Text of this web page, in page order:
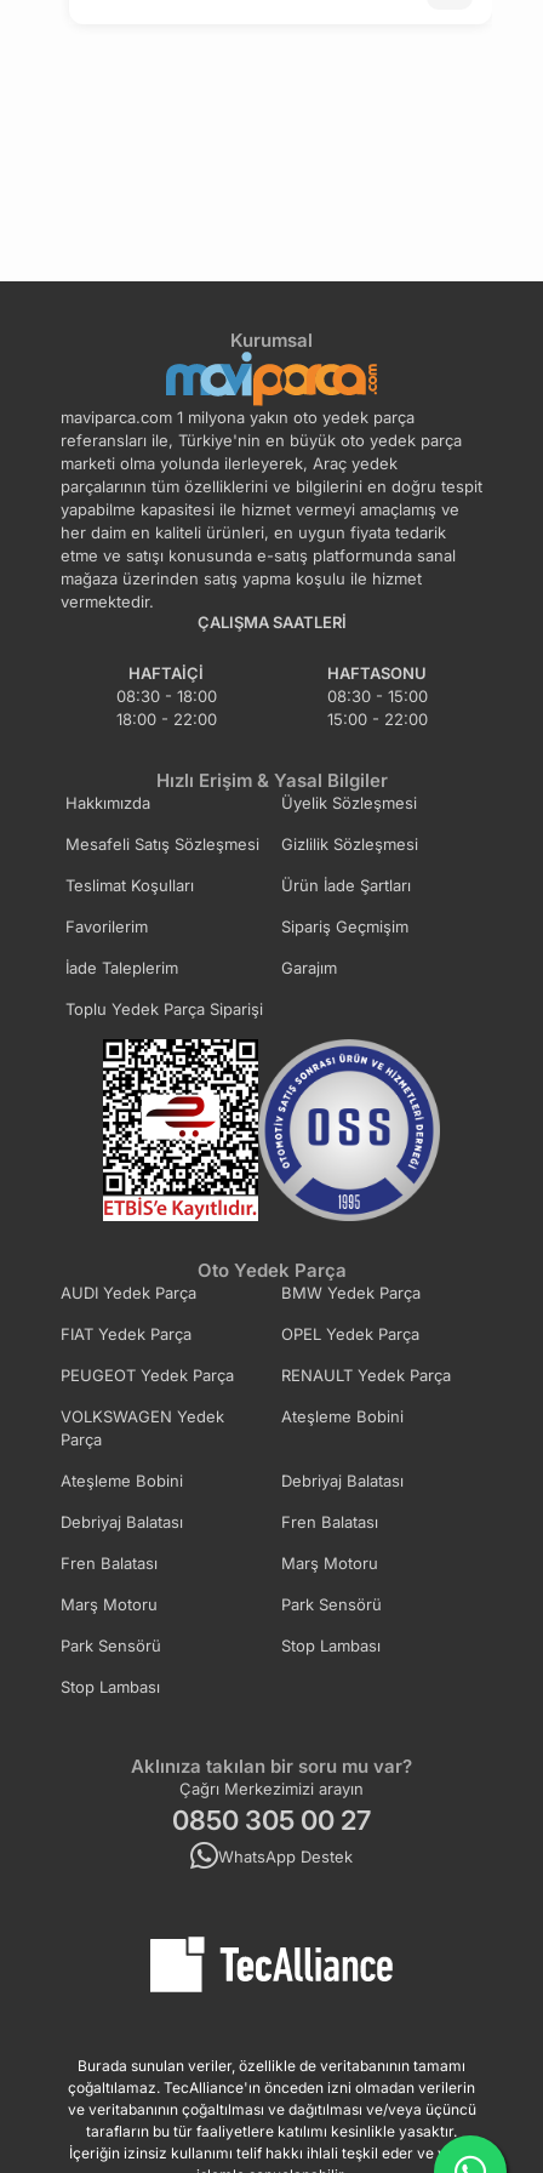
Kurumsal
maviparca.com 1 milyona yakın oto yedek parça
referansları ile, Türkiye'nin en büyük oto yedek parça
marketi olma yolunda ilerleyerek, Araç yedek
parçalarının tüm özelliklerini ve bilgilerini en doğru tespit
yapabilme kapasitesi ile hizmet vermeyi amaçlamış ve
her daim en kaliteli ürünleri, en uygun fiyata tedarik
etme ve satışı konusunda e-satış platformunda sanal
mağaza üzerinden satış yapma koşulu ile hizmet
vermektedir.
ÇALIŞMA SAATLERI
HAFTAIÇI
08:30 - 18:00
18:00 - 22:00
HAFTASONU
08:30 - 15:00
15:00 - 22:00
Hızlı Erişim & Yasal Bilgiler
Hakkımızda Üyelik Sözleşmesi
Mesafeli Satış Sözleşmesi Gizlilik Sözleşmesi
Teslimat Koşulları Ürün İade Şartları
Favorilerim Sipariş Geçmişim
İade Taleplerim Garajım
Toplu Yedek Parça Siparişi
Oto Yedek Parça
AUDI Yedek Parça BMW Yedek Parça
FIAT Yedek Parça OPEL Yedek Parça
PEUGEOT Yedek Parça RENAULT Yedek Parça
VOLKSWAGEN Yedek
Parça
Ateşleme Bobini
Ateşleme Bobini Debriyaj Balatası
Debriyaj Balatası Fren Balatası
Fren Balatası Marş Motoru
Marş Motoru Park Sensörü
Park Sensörü Stop Lambası
Stop Lambası
Aklınıza takılan bir soru mu var?
Çağrı Merkezimizi arayın
0850 305 00 27
WhatsApp Destek
Burada sunulan veriler, özellikle de veritabanının tamamı
çoğaltılamaz. TecAlliance'ın önceden izni olmadan verilerin
ve veritabanının çoğaltılması ve dağıtılması ve/veya üçüncü
tarafların bu tür faaliyetlere katılımı kesinlikle yasaktır.
İçeriğin izinsiz kullanımı telif hakkı ihlali teşkil eder ve yasal